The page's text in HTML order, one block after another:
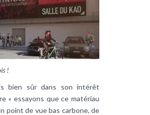
!
bien sûr dans son intérêt
« essayons que ce matériau
point de vue bas carbone, de